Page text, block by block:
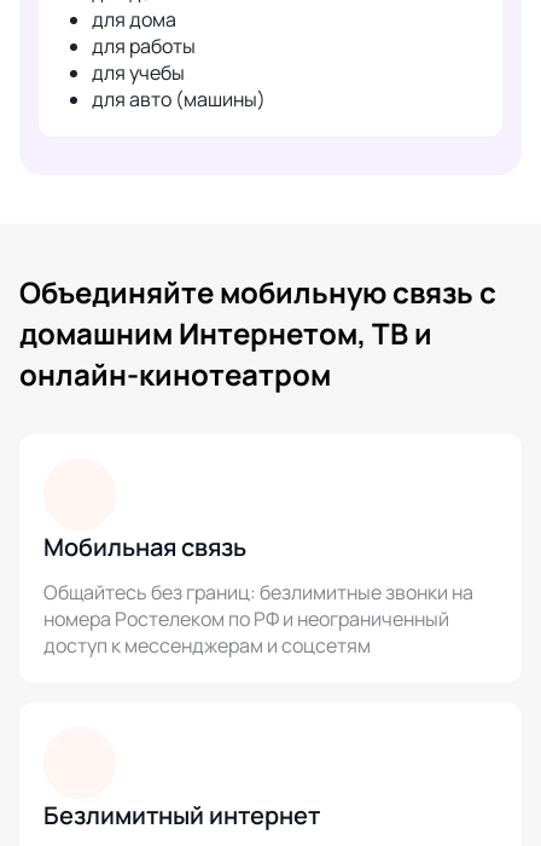
для дома
для работы
для учебы
для авто (машины)
Объединяйте мобильную связь с
домашним Интернетом, ТВ и
онлайн-кинотеатром
Мобильная связь
Общайтесь без границ: безлимитные звонки на
номера Ростелеком по РФ и неограниченный
доступ к мессенджерам и соцсетям
Безлимитный интернет